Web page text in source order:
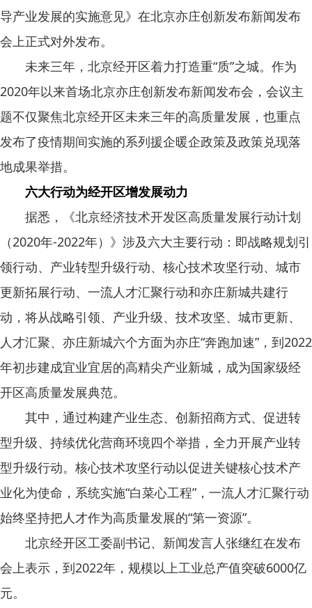
导产业发展的实施意见》在北京亦庄创新发布新闻发布
会上正式对外发布。
未来三年，北京经开区着力打造重“质”之城。作为
2020年以来首场北京亦庄创新发布新闻发布会，会议主
题不仅聚焦北京经开区未来三年的高质量发展，也重点
发布了疫情期间实施的系列援企暖企政策及政策兑现落
地成果举措。
六大行动为经开区增发展动力
据悉，《北京经济技术开发区高质量发展行动计划
（2020年-2022年）》涉及六大主要行动：即战略规划引
领行动、产业转型升级行动、核心技术攻坚行动、城市
更新拓展行动、一流人才汇聚行动和亦庄新城共建行
动，将从战略引领、产业升级、技术攻坚、城市更新、
人才汇聚、亦庄新城六个方面为亦庄“奔跑加速”，到2022
年初步建成宜业宜居的高精尖产业新城，成为国家级经
开区高质量发展典范。
其中，通过构建产业生态、创新招商方式、促进转
型升级、持续优化营商环境四个举措，全力开展产业转
型升级行动。核心技术攻坚行动以促进关键核心技术产
业化为使命，系统实施“白菜心工程”，一流人才汇聚行动
始终坚持把人才作为高质量发展的“第一资源”。
北京经开区工委副书记、新闻发言人张继红在发布
会上表示，到2022年，规模以上工业总产值突破6000亿
元。